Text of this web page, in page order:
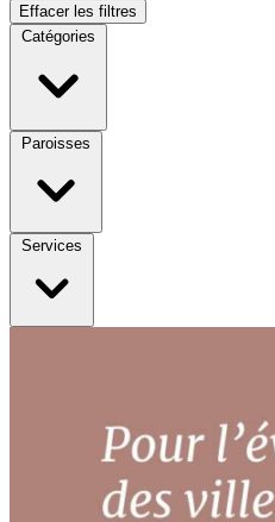
Effacer les filtres
Catégories
Paroisses
Services